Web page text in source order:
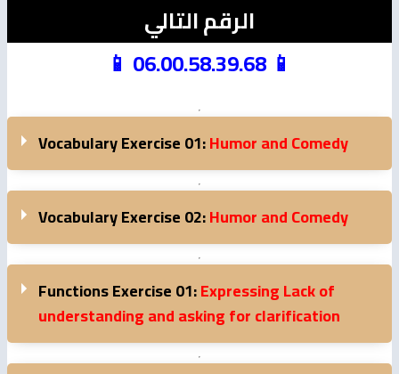
الرقم التالي
📱 06.00.58.39.68 📱
Vocabulary Exercise 01:Humor and Comedy
Vocabulary Exercise 02:Humor and Comedy
Functions Exercise 01:Expressing Lack of
understanding and asking for clarification